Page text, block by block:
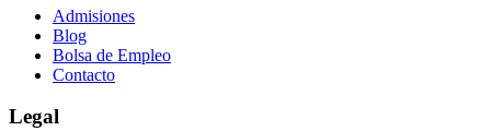
Admisiones
Blog
Bolsa de Empleo
Contacto
Legal